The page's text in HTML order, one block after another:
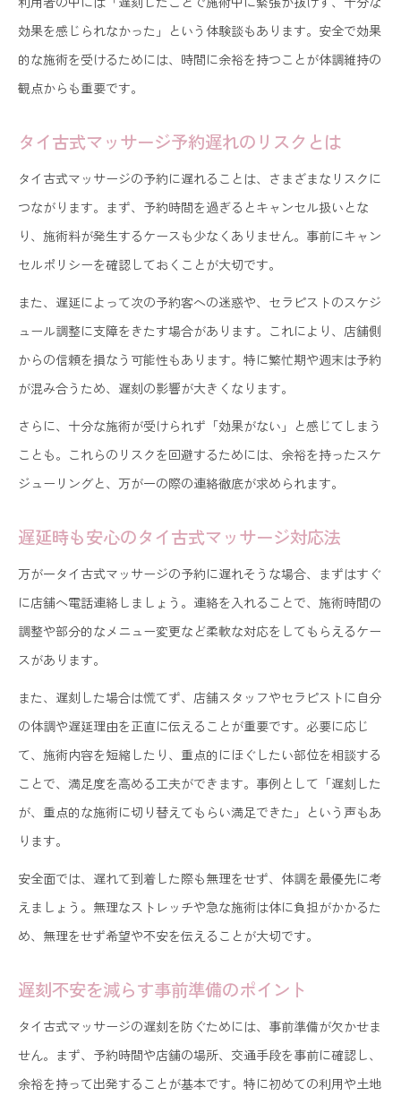
遅延時のキャンセル・変更ルールを確認
効果を感じられなかった」という体験談もあります。安全で効果
的な施術を受けるためには、時間に余裕を持つことが体調維持の
観点からも重要です。
タイ古式マッサージ予約遅れのリスクとは
タイ古式マッサージの予約に遅れることは、さまざまなリスクに
つながります。まず、予約時間を過ぎるとキャンセル扱いとな
り、施術料が発生するケースも少なくありません。事前にキャン
セルポリシーを確認しておくことが大切です。
また、遅延によって次の予約客への迷惑や、セラピストのスケジ
ュール調整に支障をきたす場合があります。これにより、店舗側
からの信頼を損なう可能性もあります。特に繁忙期や週末は予約
が混み合うため、遅刻の影響が大きくなります。
さらに、十分な施術が受けられず「効果がない」と感じてしまう
ことも。これらのリスクを回避するためには、余裕を持ったスケ
ジューリングと、万が一の際の連絡徹底が求められます。
遅延時も安心のタイ古式マッサージ対応法
万が一タイ古式マッサージの予約に遅れそうな場合、まずはすぐ
に店舗へ電話連絡しましょう。連絡を入れることで、施術時間の
調整や部分的なメニュー変更など柔軟な対応をしてもらえるケー
スがあります。
また、遅刻した場合は慌てず、店舗スタッフやセラピストに自分
の体調や遅延理由を正直に伝えることが重要です。必要に応じ
て、施術内容を短縮したり、重点的にほぐしたい部位を相談する
ことで、満足度を高める工夫ができます。事例として「遅刻した
が、重点的な施術に切り替えてもらい満足できた」という声もあ
ります。
安全面では、遅れて到着した際も無理をせず、体調を最優先に考
えましょう。無理なストレッチや急な施術は体に負担がかかるた
め、無理をせず希望や不安を伝えることが大切です。
遅刻不安を減らす事前準備のポイント
タイ古式マッサージの遅刻を防ぐためには、事前準備が欠かせま
せん。まず、予約時間や店舗の場所、交通手段を事前に確認し、
余裕を持って出発することが基本です。特に初めての利用や土地